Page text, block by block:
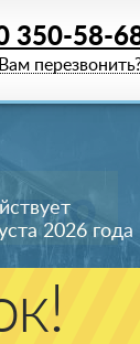
350-58-
Вам
2026 года